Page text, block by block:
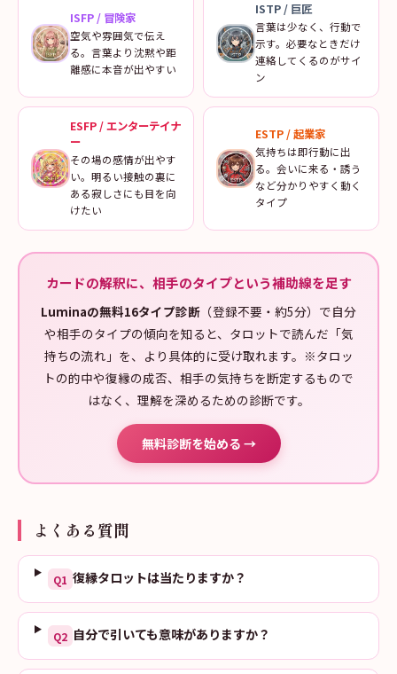
ISFP / 冒険家
空気や雰囲気で伝え
る。言葉より沈黙や距
離感に本音が出やすい
ISTP/ 巨匠
言葉は少なく、行動で
示す。必要なときだけ
連絡してくるのがサイ
ン
ESFP/エンターテイナ
ー
その場の感情が出やす
い。明るい接触の裏に
ある寂しさにも目を向
けたい
ESTP/起業家
気持ちは即行動に出
る。会いに来る・誘う
など分かりやすく動く
タイプ
カードの解釈に、相手のタイプという補助線を足す
Luminaの無料16タイプ診断 （登録不要・約5分）で自分
や相手のタイプの傾向を知ると、タロットで読んだ「気
持ちの流れ」を、より具体的に受け取れます。※タロッ
トの的中や復縁の成否、相手の気持ちを断定するもので
はなく、理解を深めるための診断です。
無料診断を始める →
よくある質問
Q1 復縁タロットは当たりますか？
Q2 自分で引いても意味がありますか？